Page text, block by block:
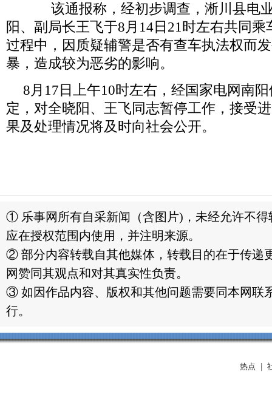
该通报称，经初步调查，淅川县电
阳、副局长王飞于8月 14日21时左右共同乘
过程中，因质疑辅警是否有查车执法权而
暴，造成较为恶劣的影响。
8月 17日上午10时左右，经国家电网南
定，对全晓阳、王飞同志暂停工作，接受
果及处理情况将及时向社会公开。
① 乐事网所有自采新闻（含图片)，未经允许不得
应在授权范围内使用，并注明来源。
② 部分内容转载自其他媒体，转载目的在于传递
网赞同其观点和对其真实性负责。
③ 如因作品内容、版权和其他问题需要同本网联
行。
热点